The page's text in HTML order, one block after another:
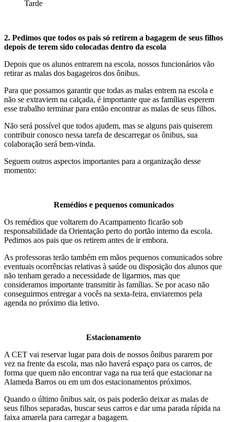
Tarde
2. Pedimos que todos os pais só retirem a bagagem de seus filhos
depois de terem sido colocadas dentro da escola
Depois que os alunos entrarem na escola, nossos funcionários vão
retirar as malas dos bagageiros dos ônibus.
Para que possamos garantir que todas as malas entrem na escola e
não se extraviem na calçada, é importante que as famílias esperem
esse trabalho terminar para então encontrar as malas de seus filhos.
Não será possível que todos ajudem, mas se alguns pais quiserem
contribuir conosco nessa tarefa de descarregar os ônibus, sua
colaboração será bem-vinda.
Seguem outros aspectos importantes para a organização desse
momento:
Remédios e pequenos comunicados
Os remédios que voltarem do Acampamento ficarão sob
responsabilidade da Orientação perto do portão interno da escola.
Pedimos aos pais que os retirem antes de ir embora.
As professoras terão também em mãos pequenos comunicados sobre
eventuais ocorrências relativas à saúde ou disposição dos alunos que
não tenham gerado a necessidade de ligarmos, mas que
consideramos importante transmitir às famílias. Se por acaso não
conseguirmos entregar a vocês na sexta-feira, enviaremos pela
agenda no próximo dia letivo.
Estacionamento
A CET vai reservar lugar para dois de nossos ônibus pararem por
vez na frente da escola, mas não haverá espaço para os carros, de
forma que quem não encontrar vaga na rua terá que estacionar na
Alameda Barros ou em um dos estacionamentos próximos.
Quando o último ônibus sair, os pais poderão deixar as malas de
seus filhos separadas, buscar seus carros e dar uma parada rápida na
faixa amarela para carregar a bagagem.